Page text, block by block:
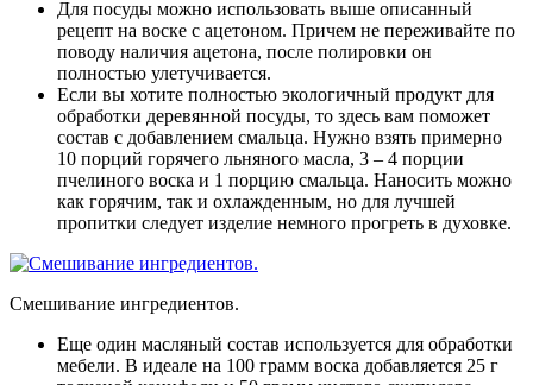
Для посуды можно использовать выше описанный
рецепт на воске с ацетоном. Причем не переживайте по
поводу наличия ацетона, после полировки он
полностью улетучивается.
Если вы хотите полностью экологичный продукт для
обработки деревянной посуды, то здесь вам поможет
состав с добавлением смальца. Нужно взять примерно
10 порций горячего льняного масла, 3 – 4 порции
пчелиного воска и 1 порцию смальца. Наносить можно
как горячим, так и охлажденным, но для лучшей
пропитки следует изделие немного прогреть в духовке.
Смешивание ингредиентов.
Еще один масляный состав используется для обработки
мебели. В идеале на 100 грамм воска добавляется 25 г